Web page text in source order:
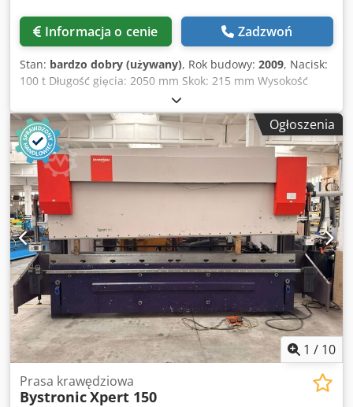
Informacja o cenie Zadzwoń
Stan: bardzo dobry (używany), Rok budowy: 2009, Nacisk:
100 t Długość gięcia: 2050 mm Skok: 215 mm Wysokość
otwarcia: 500 mm Gardziel: 400 mm Odległość między
kolumnami: 1700 mm Zderzak tylny: X-R-Z Moc silnika: 7,5
kW Csdozclczopfx Aczsrf Waga: 7400 kg Rok produkcji: 2009
Ogłoszenia
1 / 10
Prasa krawędziowa
BystronicXpert 150